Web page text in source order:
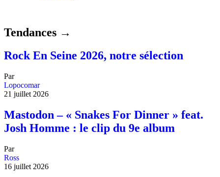
Tendances →
Rock En Seine 2026, notre sélection
Par
Lopocomar
21 juillet 2026
Mastodon – « Snakes For Dinner » feat.
Josh Homme : le clip du 9e album
Par
Ross
16 juillet 2026